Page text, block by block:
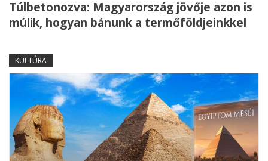
Túlbetonozva: Magyarország jövője azon is
múlik, hogyan bánunk a termőföldjeinkkel
KULTÚRA